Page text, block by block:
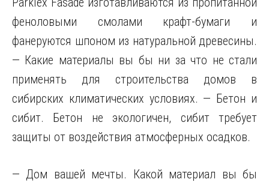
феноловыми смолами крафт-бумаги и
фанеруются шпоном из натуральной древесины.
— Какие материалы вы бы ни за что не стали
применять для строительства домов в
сибирских климатических условиях. — Бетон и
сибит. Бетон не экологичен, сибит требует
защиты от воздействия атмосферных осадков.
— Дом вашей мечты. Какой материал вы бы